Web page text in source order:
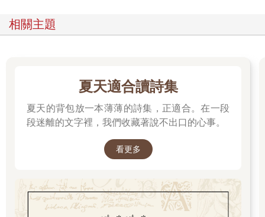
相關主題
夏天適合讀詩集
夏天的背包放一本薄薄的詩集，正適合。在一段
段迷離的文字裡，我們收藏著說不出口的心事。
看更多